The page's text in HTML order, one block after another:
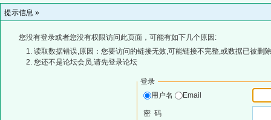
提示信息 »
您没有登录或者您没有权限访问此页面，可能有如下几个原因:
读取数据错误,原因：您要访问的链接无效,可能链接不完整,或数据已被删
您还不是论坛会员,请先登录论坛
登录
用户名
Email
密 码